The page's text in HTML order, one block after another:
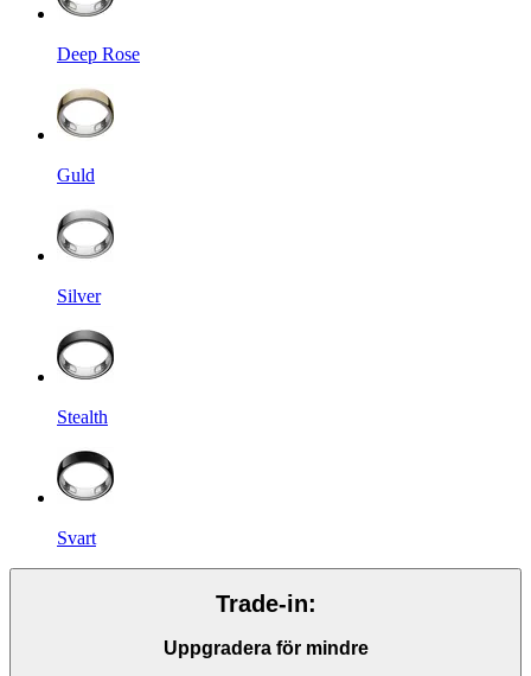
Deep Rose
Guld
Silver
Stealth
Svart
Trade-in:
Uppgradera för mindre